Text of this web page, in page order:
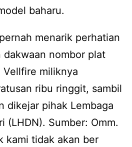
baharu.
menarik perhatian
dakwaan nombor plat
Vellfire miliknya
ribu ringgit, sambil
dikejar pihak Lembaga
(LHDN). Sumber: Omm.
kami tidak akan ber